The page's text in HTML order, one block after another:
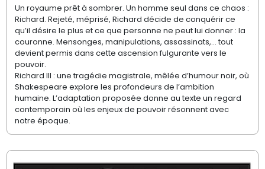
Un royaume prêt à sombrer. Un homme seul dans ce chaos :
Richard. Rejeté, méprisé, Richard décide de conquérir ce
qu’il désire le plus et ce que personne ne peut lui donner : la
couronne. Mensonges, manipulations, assassinats,… tout
devient permis dans cette ascension fulgurante vers le
pouvoir.
Richard III : une tragédie magistrale, mêlée d’humour noir, où
Shakespeare explore les profondeurs de l’ambition
humaine. L’adaptation proposée donne au texte un regard
contemporain où les enjeux de pouvoir résonnent avec
notre époque.